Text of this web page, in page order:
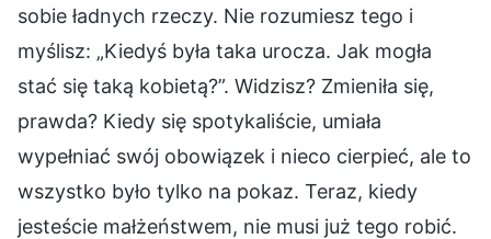
sobie ładnych rzeczy. Nie rozumiesz tego i
myślisz: „Kiedyś była taka urocza. Jak mogła
stać się taką kobietą?”. Widzisz? Zmieniła się,
prawda? Kiedy się spotykaliście, umiała
wypełniać swój obowiązek i nieco cierpieć, ale to
wszystko było tylko na pokaz. Teraz, kiedy
jesteście małżeństwem, nie musi już tego robić.